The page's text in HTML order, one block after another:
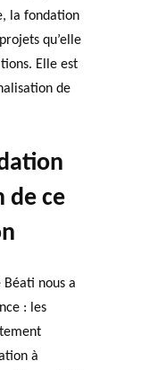
la fondation
qu’elle
Elle est
de
de ce
nous a
: les
à